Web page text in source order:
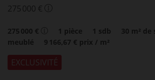
275 000 €
275 000 € 1 pièce 1 sdb 30 m² de
meublé
9 166,67 € prix / m²
EXCLUSIVITÉ